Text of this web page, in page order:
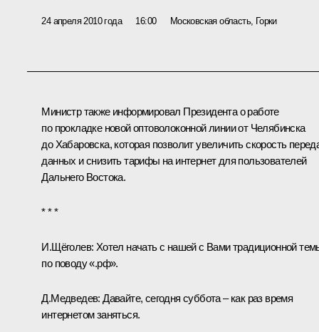
24 апреля 2010 года 16:00 Московская область, Горки
Министр также информировал Президента о работе
по прокладке новой оптоволоконной линии от Челябинска
до Хабаровска, которая позволит увеличить скорость
данных и снизить тарифы на интернет для пользователей
Дальнего Востока.
* * *
И.Щёголев: Хотел начать с нашей с Вами традиционной
по поводу «.рф».
Д.Медведев:Давайте, сегодня суббота – как раз время
интернетом заняться.